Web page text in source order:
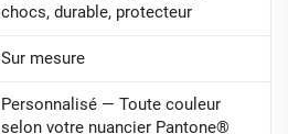
chocs, durable, protecteur
Sur mesure
Personnalisé — Toute couleur
selon votre nuancier Pantone®